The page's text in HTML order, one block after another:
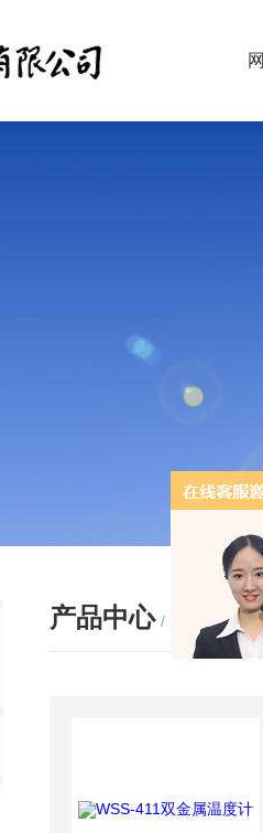
产品中心 / PRODUCTS